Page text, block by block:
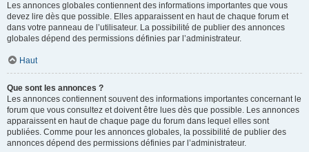
Les annonces globales contiennent des informations importantes que vous
devez lire dès que possible. Elles apparaissent en haut de chaque forum et
dans votre panneau de l’utilisateur. La possibilité de publier des annonces
globales dépend des permissions définies par l’administrateur.
Haut
Que sont les annonces ?
Les annonces contiennent souvent des informations importantes concernant le
forum que vous consultez et doivent être lues dès que possible. Les annonces
apparaissent en haut de chaque page du forum dans lequel elles sont
publiées. Comme pour les annonces globales, la possibilité de publier des
annonces dépend des permissions définies par l’administrateur.